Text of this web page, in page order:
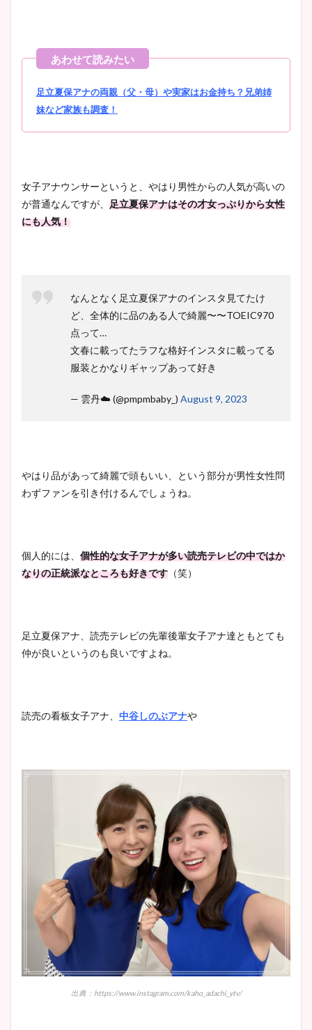
足立夏保アナの両親（父・母）や実家はお金持ち？兄弟姉
妹など家族も調査！
女子アナウンサーというと、やはり男性からの人気が高いの
が普通なんですが、 足立夏保アナはその才女っぷりから女性
にも人気！
なんとなく足立夏保アナのインスタ見てたけ
ど、全体的に品のある人で綺麗〜〜TOEIC970
点って…
文春に載ってたラフな格好インスタに載ってる
服装とかなりギャップあって好き
— 雲丹☁️ (@pmpmbaby_) August 9, 2023
やはり品があって綺麗で頭もいい、という部分が男性女性問
わずファンを引き付けるんでしょうね。
個人的には、 個性的な女子アナが多い読売テレビの中ではか
なりの正統派なところも好きです （笑）
足立夏保アナ、読売テレビの先輩後輩女子アナ達ともとても
仲が良いというのも良いですよね。
読売の看板女子アナ、 中谷しのぶアナや
出典：https://www.instagram.com/kaho_adachi_ytv/